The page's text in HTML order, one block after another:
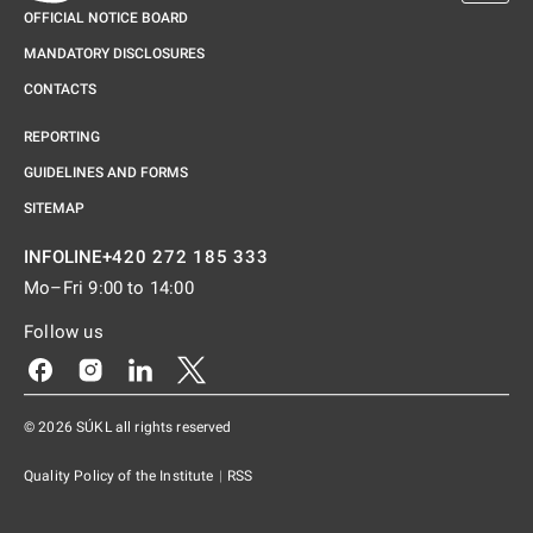
OFFICIAL NOTICE BOARD
MANDATORY DISCLOSURES
CONTACTS
REPORTING
GUIDELINES AND FORMS
SITEMAP
INFOLINE+420 272 185 333
Mo–Fri 9:00 to 14:00
Follow us
Odkaz se otevře na nové kartě
Odkaz se otevře na nové kartě
Odkaz se otevře na nové kartě
© 2026 SÚKL all rights reserved
Quality Policy of the Institute | RSS